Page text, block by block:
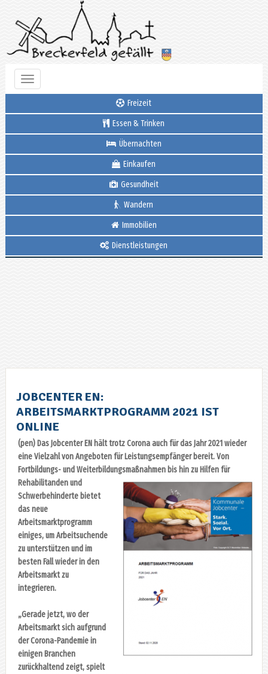
Toggle
navigation
Freizeit
Essen & Trinken
Übernachten
Einkaufen
Gesundheit
Wandern
Immobilien
Dienstleistungen
JOBCENTER EN:
ARBEITSMARKTPROGRAMM 2021 IST
ONLINE
(pen) Das Jobcenter EN hält trotz Corona auch für das Jahr 2021 wieder
eine Vielzahl von Angeboten für Leistungsempfänger bereit. Von
Fortbildungs- und Weiterbildungsmaßnahmenbis hin zu Hilfen für
Rehabilitanden und
Schwerbehinderte bietet
das neue
Arbeitsmarktprogramm
einiges, um Arbeitsuchende
zu unterstützen und im
besten Fall wieder in den
Arbeitsmarkt zu
integrieren.
„Gerade jetzt, wo der
Arbeitsmarkt sich aufgrund
der Corona-Pandemie in
einigen Branchen
zurückhaltend zeigt, spielt